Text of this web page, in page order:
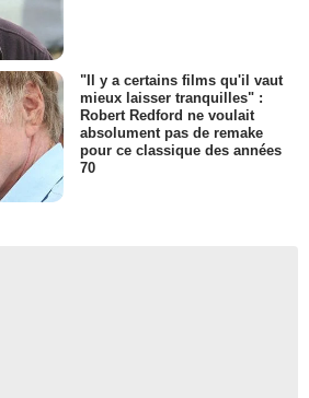
"Il y a certains films qu'il vaut
mieux laisser tranquilles" :
Robert Redford ne voulait
absolument pas de remake
pour ce classique des années
70